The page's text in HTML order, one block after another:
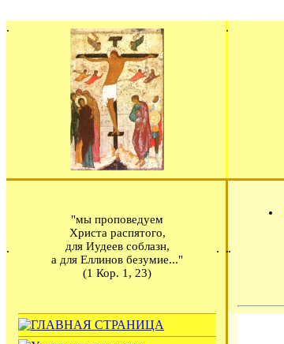
"мы проповедуем
Христа распятого,
для Иудеев соблазн,
а для Еллинов безумие..."
(1 Кор. 1, 23)